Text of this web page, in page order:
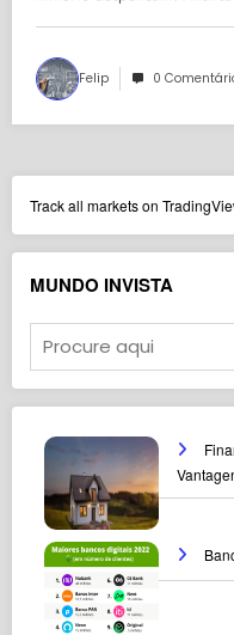
Felip 0
Track all markets on
MUNDO INVISTA